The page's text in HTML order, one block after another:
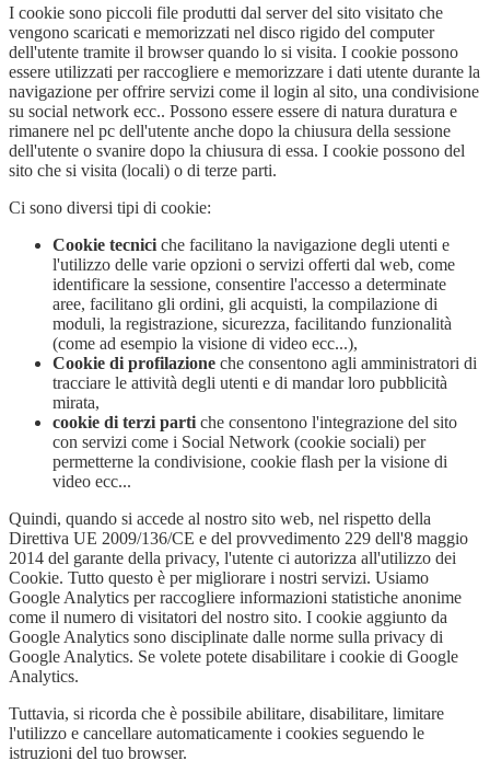
I cookie sono piccoli file produtti dal server del sito visitato che
vengono scaricati e memorizzati nel disco rigido del computer
dell'utente tramite il browser quando lo si visita. I cookie possono
essere utilizzati per raccogliere e memorizzare i dati utente durante la
navigazione per offrire servizi come il login al sito, una condivisione
su social network ecc.. Possono essere essere di natura duratura e
rimanere nel pc dell'utente anche dopo la chiusura della sessione
dell'utente o svanire dopo la chiusura di essa. I cookie possono del
sito che si visita (locali) o di terze parti.
Ci sono diversi tipi di cookie:
Cookie tecniciche facilitano la navigazione degli utenti e
l'utilizzo delle varie opzioni o servizi offerti dal web, come
identificare la sessione, consentire l'accesso a determinate
aree, facilitano gli ordini, gli acquisti, la compilazione di
moduli, la registrazione, sicurezza, facilitando funzionalità
(come ad esempio la visione di video ecc...),
Cookie di profilazione che consentono agli amministratori di
tracciare le attività degli utenti e di mandar loro pubblicità
mirata,
cookie di terzi partiche consentono l'integrazione del sito
con servizi come i Social Network (cookie sociali) per
permetterne la condivisione, cookie flash per la visione di
video ecc...
Quindi, quando si accede al nostro sito web, nel rispetto della
Direttiva UE 2009/136/CE e del provvedimento 229 dell'8 maggio
2014 del garante della privacy, l'utente ci autorizza all'utilizzo dei
Cookie. Tutto questo è per migliorare i nostri servizi. Usiamo
Google Analytics per raccogliere informazioni statistiche anonime
come il numero di visitatori del nostro sito. I cookie aggiunto da
Google Analytics sono disciplinate dalle norme sulla privacy di
Google Analytics. Se volete potete disabilitare i cookie di Google
Analytics.
Tuttavia, si ricorda che è possibile abilitare, disabilitare, limitare
l'utilizzo e cancellare automaticamente i cookies seguendo le
istruzioni del tuo browser.